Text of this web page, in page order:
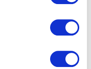
kan zijn
(fingerprinting)
detailgedeeltein.
wijzigen of